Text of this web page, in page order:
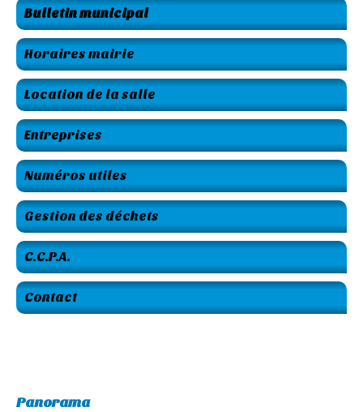
Bulletin municipal
Horaires mairie
Location de la salle
Entreprises
Numéros utiles
Gestion des déchets
C.C.P.A.
Contact
Panorama